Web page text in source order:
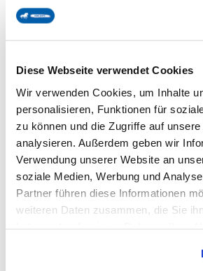
Diese Webseite verwendet Cookies
Wir verwenden Cookies, um Inhalte
personalisieren, Funktionen für
zu können und die Zugriffe auf
analysieren. Außerdem geben wir
Verwendung unserer Website an
soziale Medien, Werbung und
Partner führen diese Informationen
weiteren Daten zusammen, die Sie
een tekortschietende
stofwisseling van
lever en spieren, die
Is OKAPI PankrEMS forte
geschikt?
OKAPI PankrEMS forte is bijzonder
die vaak een slechte